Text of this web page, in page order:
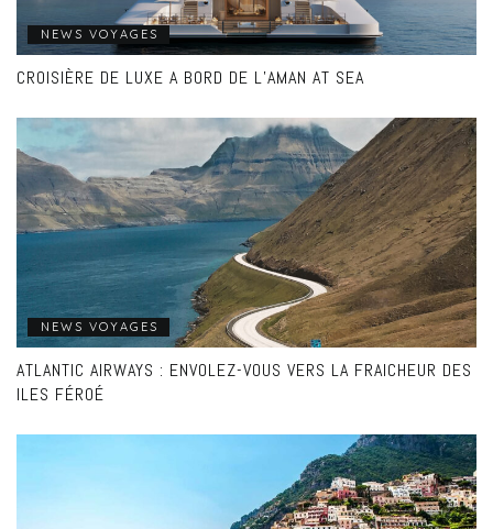
NEWS VOYAGES
CROISIÈRE DE LUXE A BORD DE L’AMAN AT SEA
NEWS VOYAGES
ATLANTIC AIRWAYS : ENVOLEZ-VOUS VERS LA FRAICHEUR DES
ILES FÉROÉ